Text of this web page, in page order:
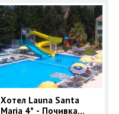
Хотел Launa Santa
Maria 4* - Почивка